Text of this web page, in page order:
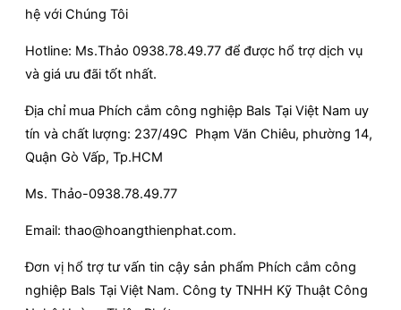
hệ với Chúng Tôi
Hotline: Ms.Thảo 0938.78.49.77 để được hổ trợ dịch vụ
và giá ưu đãi tốt nhất.
Địa chỉ mua Phích cắm công nghiệp Bals Tại Việt Nam uy
tín và chất lượng: 237/49C Phạm Văn Chiêu, phường 14,
Quận Gò Vấp, Tp.HCM
Ms. Thảo-0938.78.49.77
Email: thao@hoangthienphat.com.
Đơn vị hổ trợ tư vấn tin cậy sản phẩm Phích cắm công
nghiệp Bals Tại Việt Nam. Công ty TNHH Kỹ Thuật Công